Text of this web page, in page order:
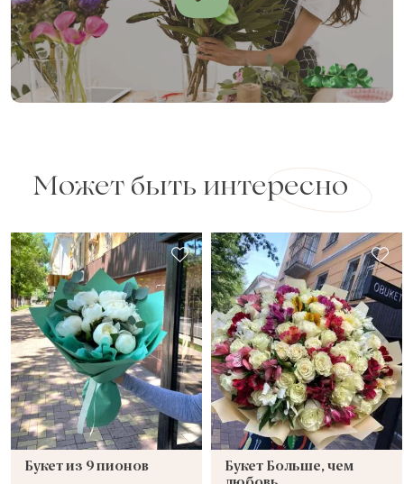
Может быть интересно
Букет из 9 пионов
Букет Больше, чем